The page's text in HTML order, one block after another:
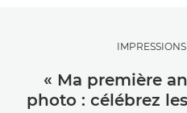
Trouvez l'inspiration | Conseils de photographie et d'impression et guides de l'acheteur
Conseils et techniques de photographie et d'impression
« Ma première
photo : célébrez